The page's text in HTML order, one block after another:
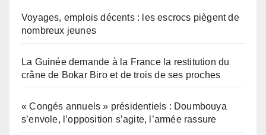
Voyages, emplois décents : les escrocs piègent de
nombreux jeunes
La Guinée demande à la France la restitution du
crâne de Bokar Biro et de trois de ses proches
« Congés annuels » présidentiels : Doumbouya
s’envole, l’opposition s’agite, l’armée rassure